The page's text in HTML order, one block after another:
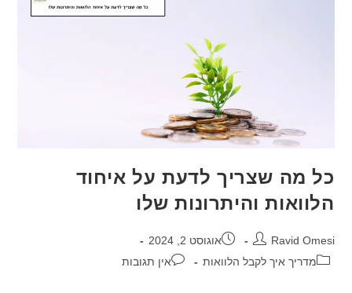
כל מה שצריך לדעת על איחוד
הלוואות והיתרונות שלו
מחבר:
Ravid Omesi פורסם:אוגוסט 2, 2024
קטגוריה:
מדריך איך לקבל הלוואות תגובות:אין תגובות